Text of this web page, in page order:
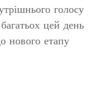
голосу
цей день
нового етапу